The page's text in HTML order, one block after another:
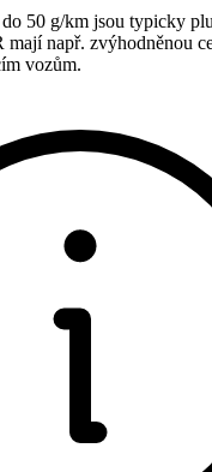
do 50 g/km jsou typicky
např. zvýhodněnou
vozům.